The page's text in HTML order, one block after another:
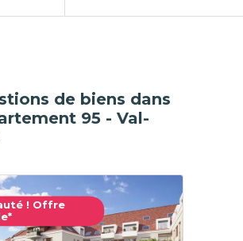
de biens dans
95 - Val-
! Offre